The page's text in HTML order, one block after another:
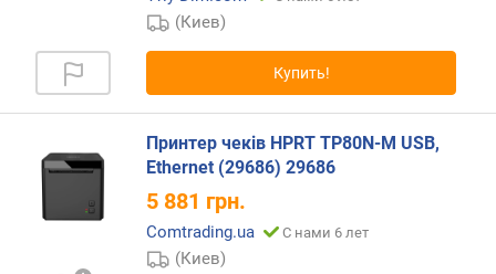
(Киев)
Купить!
Принтер чеків HPRT TP80N-M USB,
Ethernet (29686) 29686
5 881 грн.
Comtrading.ua С нами 6 лет
(Киев)